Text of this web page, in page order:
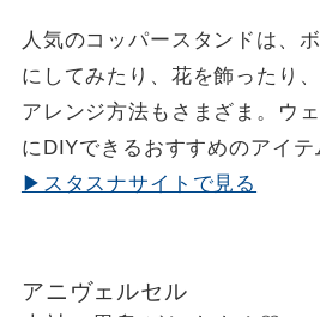
人気のコッパースタンドは、
にしてみたり、花を飾ったり
アレンジ方法もさまざま。ウ
にDIYできるおすすめのアイテ
▶スタスナサイトで見る
アニヴェルセル